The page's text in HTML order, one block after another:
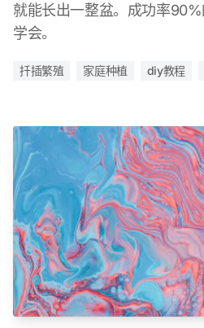
就能长出一整盆。成功率
学会。
扦插繁殖 家庭种植 diy教程